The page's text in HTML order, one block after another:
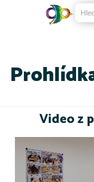
Video z